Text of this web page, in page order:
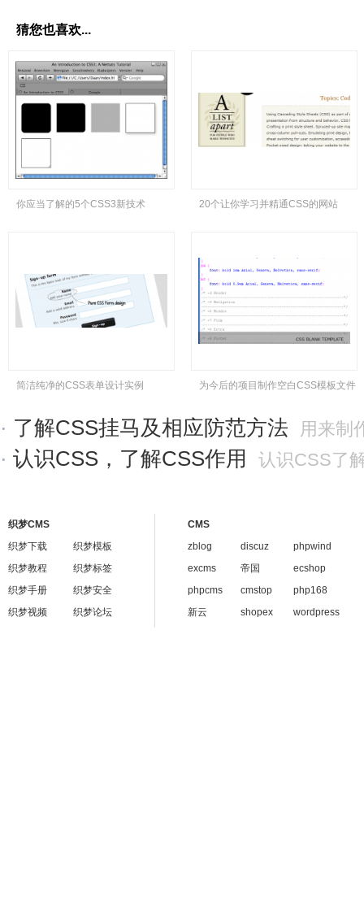
猜您也喜欢...
你应当了解的5个CSS3新技术 20个让你学习并精通CSS的网站
简洁纯净的CSS表单设计实例 为今后的项目制作空白CSS模板文件
· 了解CSS挂马及相应防范方法 用来制作网页
· 认识CSS，了解CSS作用 认识CSS了
织梦CMS
织梦下载
织梦模板
织梦教程
织梦标签
织梦手册
织梦安全
织梦视频
织梦论坛
CMS
zblog
discuz
phpwind
excms
帝国
ecshop
phpcms
cmstop
php168
新云
shopex wordpress